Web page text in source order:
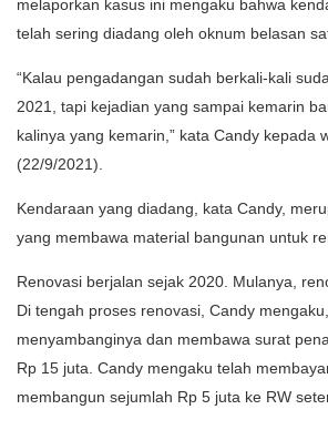
melaporkan kasus ini mengaku bahwa
telah sering diadang oleh oknum belasan
“Kalau pengadangan sudah berkali-kali
2021, tapi kejadian yang sampai kemarin
kalinya yang kemarin,” kata Candy kepada
(22/9/2021).
Kendaraan yang diadang, kata Candy,
yang membawa material bangunan untuk
Renovasi berjalan sejak 2020. Mulanya,
Di tengah proses renovasi, Candy
menyambanginya dan membawa surat
Rp 15 juta. Candy mengaku telah
membangun sejumlah Rp 5 juta ke RW